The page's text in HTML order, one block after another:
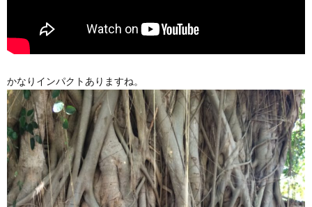
かなりインパクトありますね。